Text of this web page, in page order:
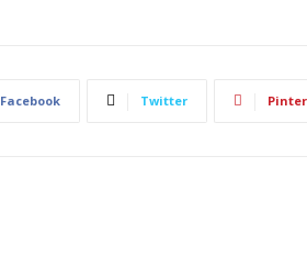
Facebook Twitter